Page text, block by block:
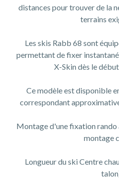
distances pour trouver de la
terrains
Les skis Rabb 68 sont
permettant de fixer
X-Skin dès le
Ce modèle est disponible
correspondant
Montage d'une fixation
montage
Longueur du ski Centre